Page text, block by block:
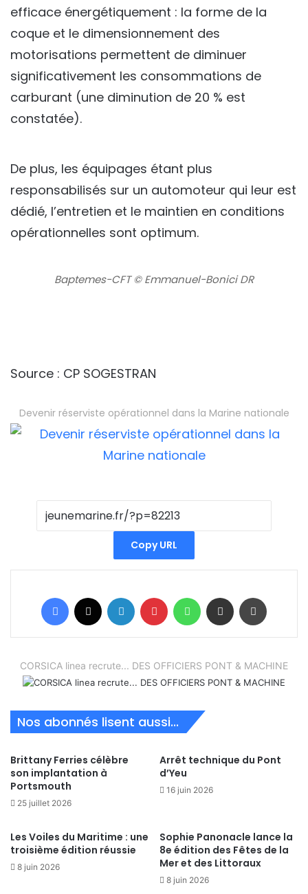
efficace énergétiquement : la forme de la
coque et le dimensionnement des
motorisations permettent de diminuer
significativement les consommations de
carburant (une diminution de 20 % est
constatée).
De plus, les équipages étant plus
responsabilisés sur un automoteur qui leur est
dédié, l’entretien et le maintien en conditions
opérationnelles sont optimum.
Baptemes-CFT © Emmanuel-Bonici DR
Source : CP SOGESTRAN
Devenir réserviste opérationnel dans la Marine nationale
Copy URL
Facebook Linkedin Pinterest WhatsAppPartager par email
CORSICA linea recrute... DES OFFICIERS PONT & MACHINE
Nos abonnés lisent aussi...
Brittany Ferries célèbre
son implantation à
Portsmouth
25 juillet 2026
Arrêt technique du Pont
d’Yeu
16 juin 2026
Les Voiles du Maritime : une
troisième édition réussie
8 juin 2026
Sophie Panonacle lance la
8e édition des Fêtes de la
Mer et des Littoraux
8 juin 2026